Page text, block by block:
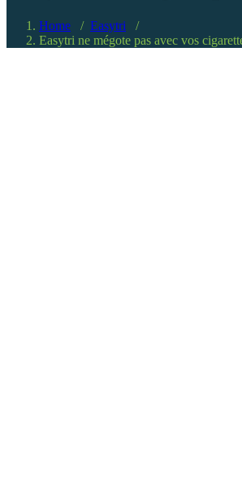
Home / Easytri /
Easytri ne mégote pas avec vos